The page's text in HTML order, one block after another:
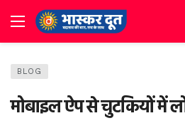
BLOG
मोबाइल ऐप से चुटकियों में